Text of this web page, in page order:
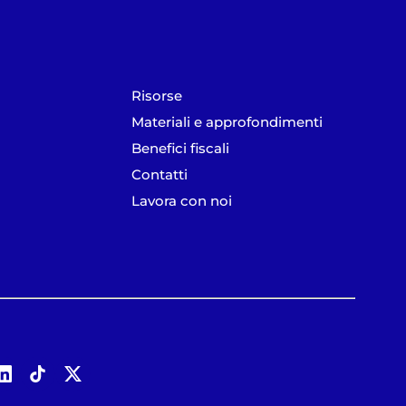
Risorse
Materiali e approfondimenti
Benefici fiscali
Contatti
Lavora con noi